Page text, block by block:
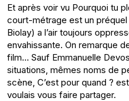
Et après voir vu Pourquoi tu
court-métrage est un
Biolay) a l’air toujours
envahissante. On remarque
film… Sauf Emmanuelle
situations, mêmes noms de
scène, C’est pour quand ?
voulais vous faire partager.